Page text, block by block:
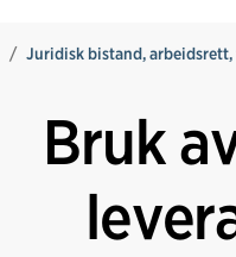
Juridisk bistand,
Bruk